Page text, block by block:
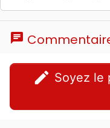
chat
edit